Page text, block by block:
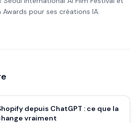
pour ses créations IA.
depuis ChatGPT : ce que la
vraiment